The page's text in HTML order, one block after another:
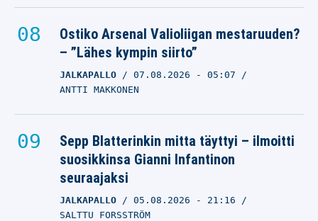
Ostiko Arsenal Valioliigan mestaruuden?
– ”Lähes kympin siirto”
JALKAPALLO 07.08.2026 - 05:07
ANTTI MAKKONEN
Sepp Blatterinkin mitta täyttyi – ilmoitti
suosikkinsa Gianni Infantinon
seuraajaksi
JALKAPALLO 05.08.2026 - 21:16
SALTTU FORSSTRÖM